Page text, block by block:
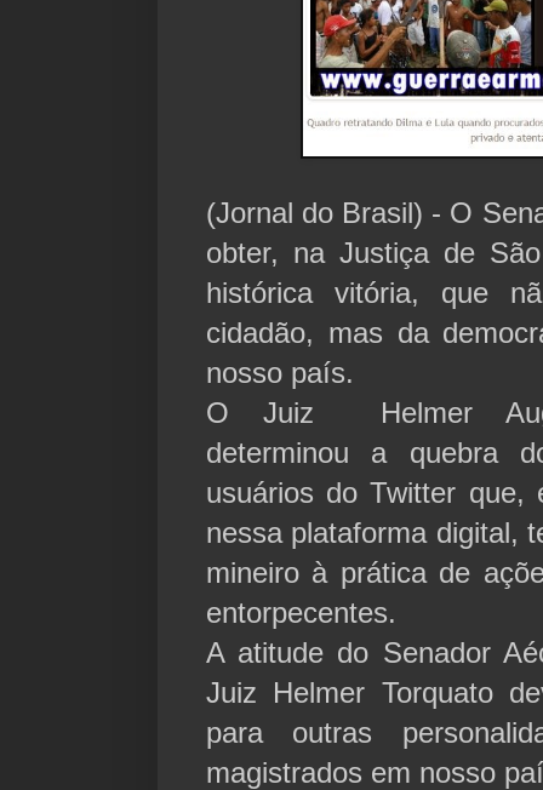
(Jornal do Brasil) - O
obter, na Justiça de
histórica vitória, que
cidadão, mas da
nosso país.
O Juiz Helmer
determinou a quebra
usuários do Twitter que,
nessa plataforma digital,
mineiro à prática de
entorpecentes.
A atitude do Senador
Juiz Helmer Torquato
para outras
magistrados em nosso